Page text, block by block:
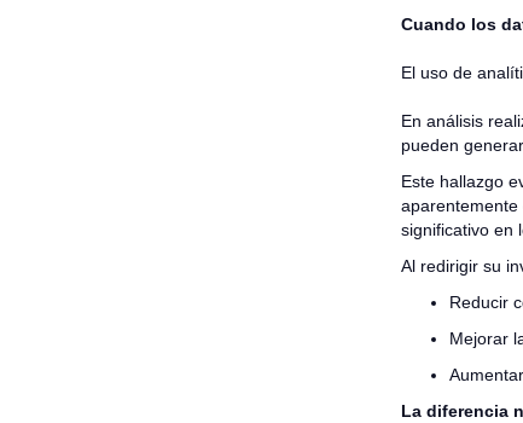
Cuando los
El uso de
En análisis
pueden
Este hallazgo
significativo en
Al redirigir su
Reducir
Mejorar
La diferencia